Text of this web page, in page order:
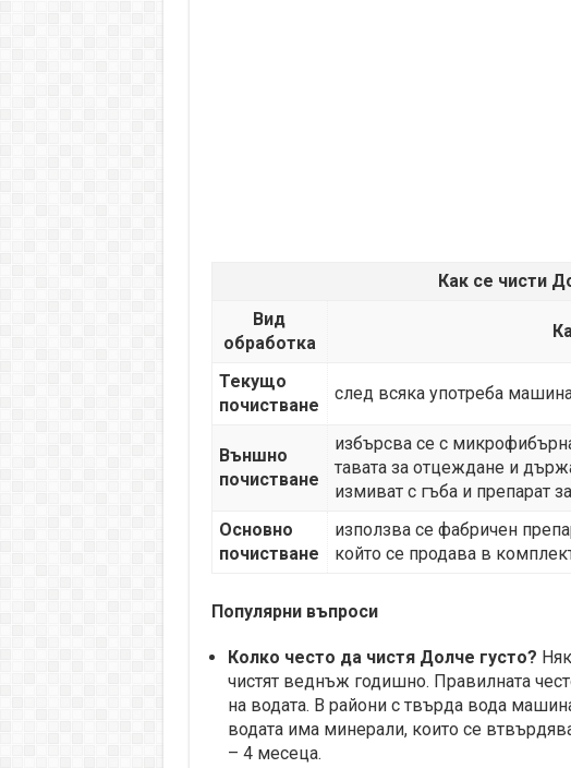
Как се чисти
Вид
обработка
Текущо
почистване
след всяка употреба
Външно
почистване
избърсва се с
тавата за отцеждане и
измиват с гъба и препарат
Основно
почистване
използва се фабричен
който се продава в
Популярни въпроси
Колко често да чистя Долче густо?
чистят веднъж годишно. Правилната
на водата. В райони с твърда вода
водата има минерали, които се
– 4 месеца.